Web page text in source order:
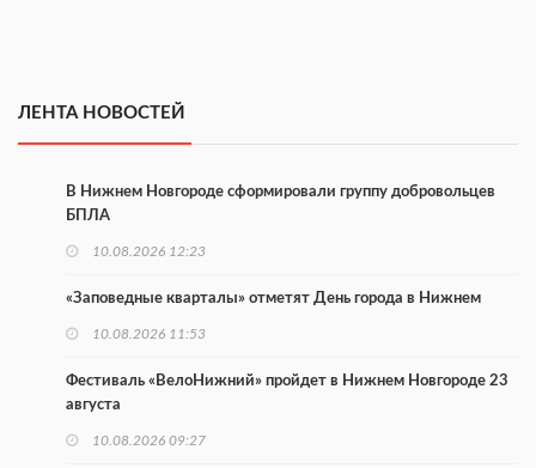
ЛЕНТА НОВОСТЕЙ
В Нижнем Новгороде сформировали группу добровольцев
БПЛА
10.08.2026 12:23
«Заповедные кварталы» отметят День города в Нижнем
10.08.2026 11:53
Фестиваль «ВелоНижний» пройдет в Нижнем Новгороде 23
августа
10.08.2026 09:27